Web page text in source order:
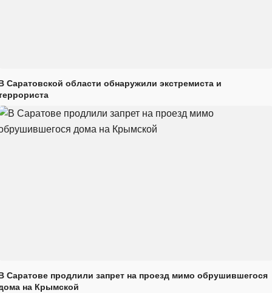
Саратовской области обнаружили экстремиста и
Саратове продлили запрет на проезд мимо обрушившегося
на Крымской